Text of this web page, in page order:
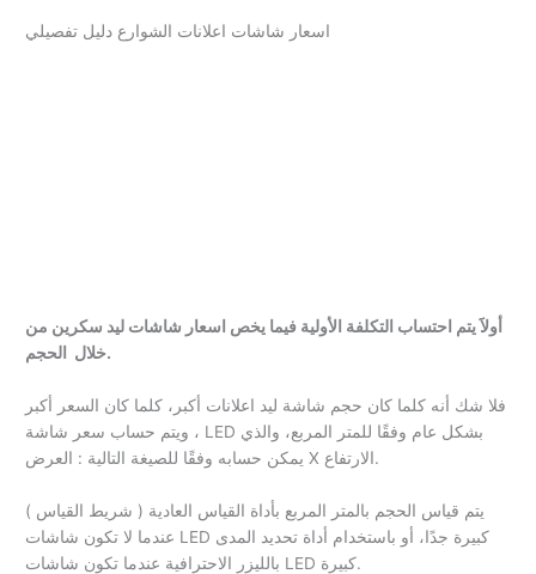
اسعار شاشات اعلانات الشوارع دليل تفصيلي
أولاََ يتم احتساب التكلفة الأولية فيما يخص اسعار شاشات ليد سكرين من
خلال الحجم.
فلا شك أنه كلما كان حجم شاشة ليد اعلانات أكبر، كلما كان السعر أكبر
، ويتم حساب سعر شاشة LED بشكل عام وفقًا للمتر المربع، والذي
يمكن حسابه وفقًا للصيغة التالية : العرض X الارتفاع.
يتم قياس الحجم بالمتر المربع بأداة القياس العادية ( شريط القياس )
عندما لا تكون شاشات LED كبيرة جدًا، أو باستخدام أداة تحديد المدى
بالليزر الاحترافية عندما تكون شاشات LED كبيرة.